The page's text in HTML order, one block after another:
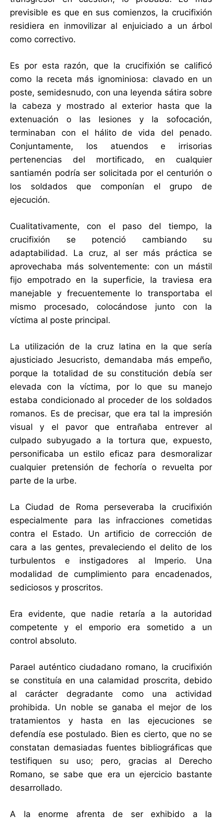
previsible es que en sus comienzos, la crucifixión
residiera en inmovilizar al enjuiciado a un árbol
como correctivo.
Es por esta razón, que la crucifixión se calificó
como la receta más ignominiosa: clavado en un
poste, semidesnudo, con una leyenda sátira sobre
la cabeza y mostrado al exterior hasta que la
extenuación o las lesiones y la sofocación,
terminaban con el hálito de vida del penado.
Conjuntamente, los atuendos e irrisorias
pertenencias del mortificado, en cualquier
santiamén podría ser solicitada por el centurión o
los soldados que componían el grupo de
ejecución.
Cualitativamente, con el paso del tiempo, la
crucifixión se potenció cambiando su
adaptabilidad. La cruz, al ser más práctica se
aprovechaba más solventemente: con un mástil
fijo empotrado en la superficie, la traviesa era
manejable y frecuentemente lo transportaba el
mismo procesado, colocándose junto con la
víctima al poste principal.
La utilización de la cruz latina en la que sería
ajusticiado Jesucristo, demandaba más empeño,
porque la totalidad de su constitución debía ser
elevada con la víctima, por lo que su manejo
estaba condicionado al proceder de los soldados
romanos. Es de precisar, que era tal la impresión
visual y el pavor que entrañaba entrever al
culpado subyugado a la tortura que, expuesto,
personificaba un estilo eficaz para desmoralizar
cualquier pretensión de fechoría o revuelta por
parte de la urbe.
La Ciudad de Roma perseveraba la crucifixión
especialmente para las infracciones cometidas
contra el Estado. Un artificio de corrección de
cara a las gentes, prevaleciendo el delito de los
turbulentos e instigadores al Imperio. Una
modalidad de cumplimiento para encadenados,
sediciosos y proscritos.
Era evidente, que nadie retaría a la autoridad
competente y el emporio era sometido a un
control absoluto.
Parael auténtico ciudadano romano, la crucifixión
se constituía en una calamidad proscrita, debido
al carácter degradante como una actividad
prohibida. Un noble se ganaba el mejor de los
tratamientos y hasta en las ejecuciones se
defendía ese postulado. Bien es cierto, que no se
constatan demasiadas fuentes bibliográficas que
testifiquen su uso; pero, gracias al Derecho
Romano, se sabe que era un ejercicio bastante
desarrollado.
A la enorme afrenta de ser exhibido a la